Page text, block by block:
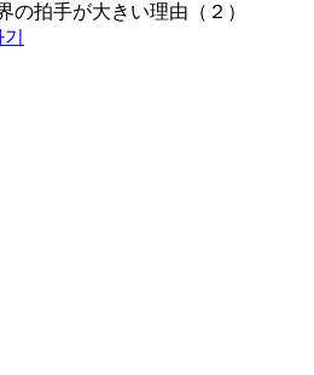
の拍手が大きい理由（２）